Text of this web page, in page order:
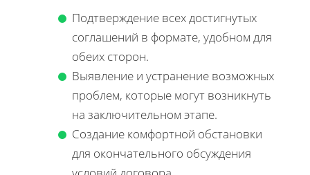
Подтверждение всех достигнутых
соглашений в формате, удобном для
обеих сторон.
Выявление и устранение возможных
проблем, которые могут возникнуть
на заключительном этапе.
Создание комфортной обстановки
для окончательного обсуждения